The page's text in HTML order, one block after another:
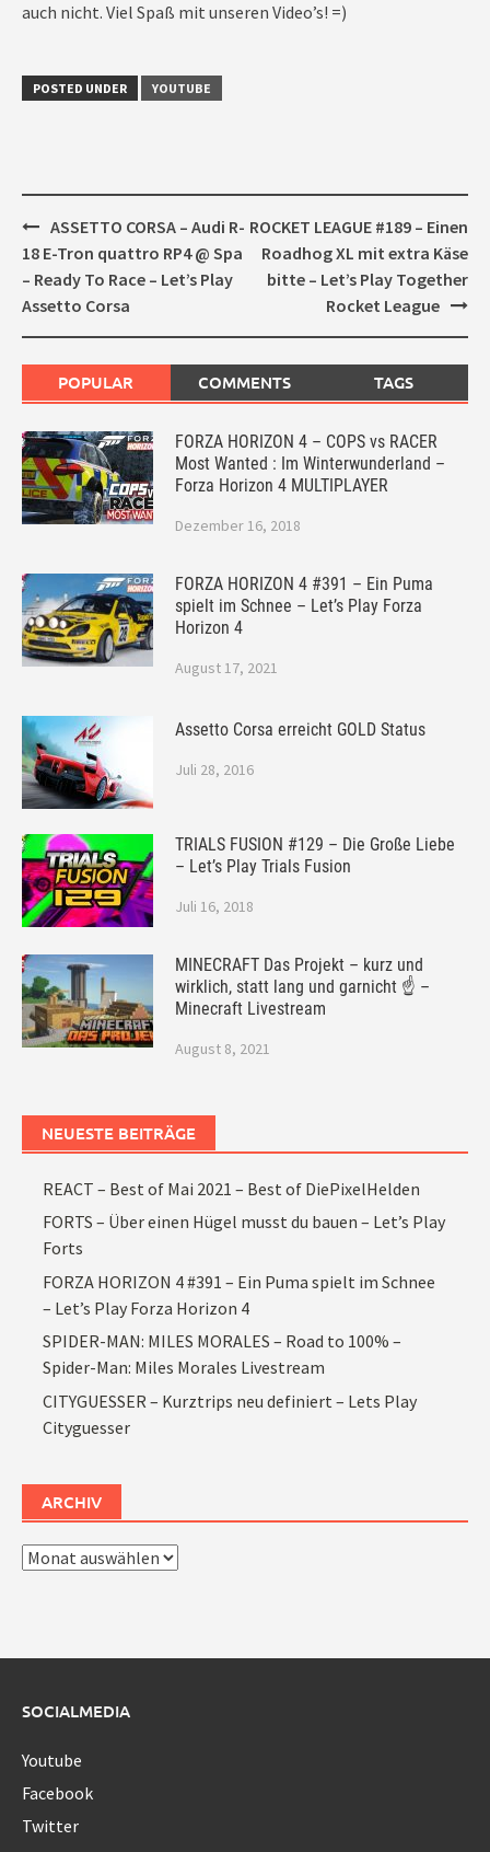
auch nicht. Viel Spaß mit unseren Video’s! =)
POSTED UNDER YOUTUBE
Post
navigation
ASSETTO CORSA – Audi R-
18 E-Tron quattro RP4 @ Spa
– Ready To Race – Let’s Play
Assetto Corsa
ROCKET LEAGUE #189 – Einen
Roadhog XL mit extra Käse
bitte – Let’s Play Together
Rocket League
POPULAR COMMENTS TAGS
FORZA HORIZON 4 – COPS vs RACER
Most Wanted : Im Winterwunderland –
Forza Horizon 4 MULTIPLAYER
Dezember 16, 2018
FORZA HORIZON 4 #391 – Ein Puma
spielt im Schnee – Let’s Play Forza
Horizon 4
August 17, 2021
Assetto Corsa erreicht GOLD Status
Juli 28, 2016
TRIALS FUSION #129 – Die Große Liebe
– Let’s Play Trials Fusion
Juli 16, 2018
MINECRAFT Das Projekt – kurz und
wirklich, statt lang und garnicht ☝ –
Minecraft Livestream
August 8, 2021
NEUESTE BEITRÄGE
REACT – Best of Mai 2021 – Best of DiePixelHelden
FORTS – Über einen Hügel musst du bauen – Let’s Play
Forts
FORZA HORIZON 4 #391 – Ein Puma spielt im Schnee
– Let’s Play Forza Horizon 4
SPIDER-MAN: MILES MORALES – Road to 100% –
Spider-Man: Miles Morales Livestream
CITYGUESSER – Kurztrips neu definiert – Lets Play
Cityguesser
ARCHIV
Archiv
SOCIALMEDIA
Youtube
Facebook
Twitter